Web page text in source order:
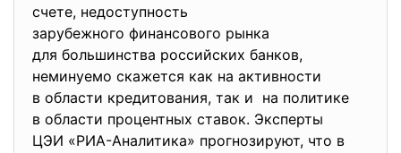
счете, недоступность
зарубежного финансового рынка
для большинства российских банков,
неминуемо скажется как на активности
в области кредитования, так и на политике
в области процентных ставок. Эксперты
ЦЭИ «РИА-Аналитика» прогнозируют, что в